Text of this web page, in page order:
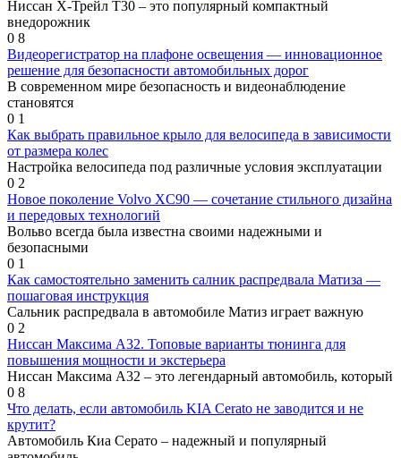
Ниссан Х-Трейл Т30 – это популярный компактный
внедорожник
0 8
Видеорегистратор на плафоне освещения — инновационное
решение для безопасности автомобильных дорог
В современном мире безопасность и видеонаблюдение
становятся
0 1
Как выбрать правильное крыло для велосипеда в зависимости
от размера колес
Настройка велосипеда под различные условия эксплуатации
0 2
Новое поколение Volvo XC90 — сочетание стильного дизайна
и передовых технологий
Вольво всегда была известна своими надежными и
безопасными
0 1
Как самостоятельно заменить салник распредвала Матиза —
пошаговая инструкция
Сальник распредвала в автомобиле Матиз играет важную
0 2
Ниссан Максима А32. Топовые варианты тюнинга для
повышения мощности и экстерьера
Ниссан Максима А32 – это легендарный автомобиль, который
0 8
Что делать, если автомобиль KIA Cerato не заводится и не
крутит?
Автомобиль Киа Серато – надежный и популярный